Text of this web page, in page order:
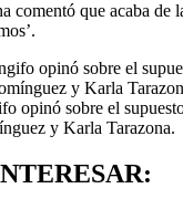
comentó que acaba de
opinó sobre el
y Karla Tarazona.